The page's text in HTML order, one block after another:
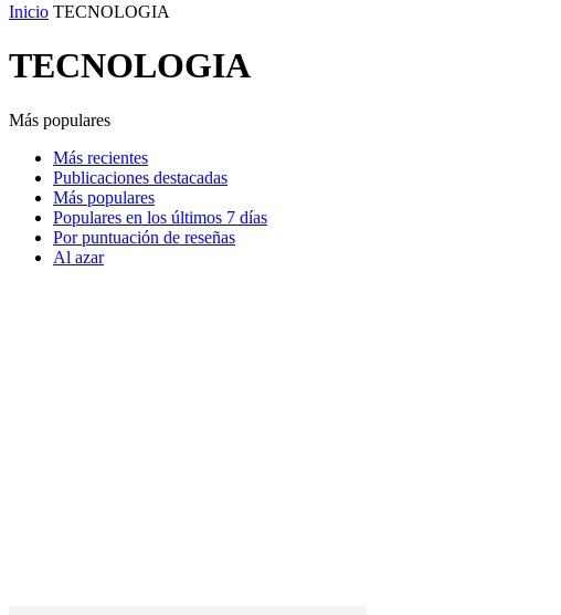
Inicio TECNOLOGIA
TECNOLOGIA
Más populares
Más recientes
Publicaciones destacadas
Más populares
Populares en los últimos 7 días
Por puntuación de reseñas
Al azar